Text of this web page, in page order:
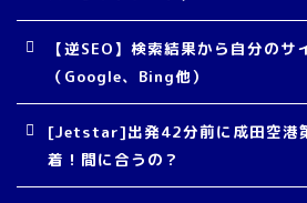
【逆SEO】検索結果から自分のサ
（Google、Bing他）
[Jetstar]出発42分前に成田空港
着！間に合うの？